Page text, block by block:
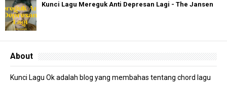
Kunci Lagu Mereguk Anti Depresan Lagi - The Jansen
About
Kunci Lagu Ok adalah blog yang membahas tentang chord lagu